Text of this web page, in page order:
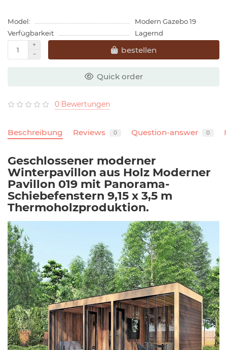
Model:
Modern Gazebo 19
Verfügbarkeit
Lagernd
bestellen
Quick order
0 Bewertungen
Beschreibung Reviews 0 Question-answer 0
Geschlossener moderner
Winterpavillon aus Holz Moderner
Pavillon 019 mit Panorama-
Schiebefenstern 9,15 x 3,5 m
Thermoholzproduktion.